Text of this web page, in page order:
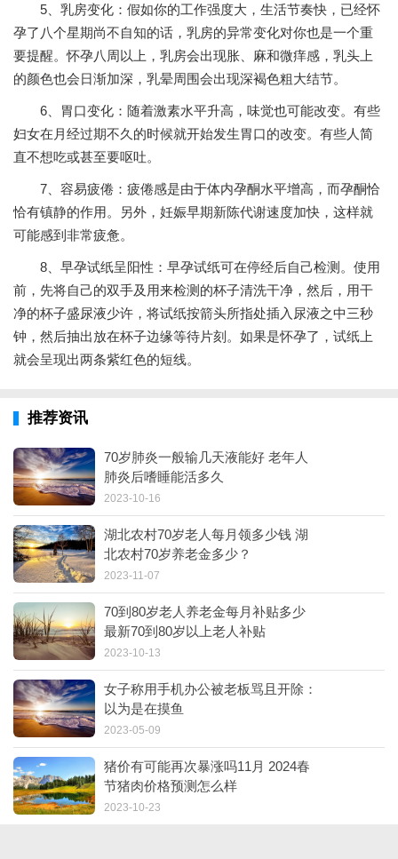
5、乳房变化：假如你的工作强度大，生活节奏快，已经怀
孕了八个星期尚不自知的话，乳房的异常变化对你也是一个重
要提醒。怀孕八周以上，乳房会出现胀、麻和微痒感，乳头上
的颜色也会日渐加深，乳晕周围会出现深褐色粗大结节。
6、胃口变化：随着激素水平升高，味觉也可能改变。有些
妇女在月经过期不久的时候就开始发生胃口的改变。有些人简
直不想吃或甚至要呕吐。
7、容易疲倦：疲倦感是由于体内孕酮水平增高，而孕酮恰
恰有镇静的作用。另外，妊娠早期新陈代谢速度加快，这样就
可能感到非常疲惫。
8、早孕试纸呈阳性：早孕试纸可在停经后自己检测。使用
前，先将自己的双手及用来检测的杯子清洗干净，然后，用干
净的杯子盛尿液少许，将试纸按箭头所指处插入尿液之中三秒
钟，然后抽出放在杯子边缘等待片刻。如果是怀孕了，试纸上
就会呈现出两条紫红色的短线。
推荐资讯
70岁肺炎一般输几天液能好 老年人
肺炎后嗜睡能活多久
2023-10-16
湖北农村70岁老人每月领多少钱 湖
北农村70岁养老金多少？
2023-11-07
70到80岁老人养老金每月补贴多少
最新70到80岁以上老人补贴
2023-10-13
女子称用手机办公被老板骂且开除：
以为是在摸鱼
2023-05-09
猪价有可能再次暴涨吗11月 2024春
节猪肉价格预测怎么样
2023-10-23